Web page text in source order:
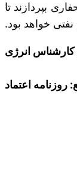
بپردازند تا
خواهد بود.
کارشناس انرژی
روزنامه اعتماد